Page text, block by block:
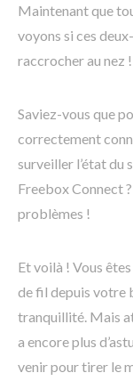
Maintenant que
voyons si ces
raccrocher au nez !
Saviez-vous que
correctement
surveiller l’état du
Freebox Connect
problèmes !
Et voilà ! Vous
de fil depuis votre
tranquillité. Mais
a encore plus
venir pour tirer le